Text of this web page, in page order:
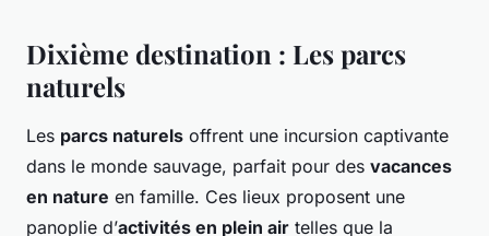
Dixième destination : Les parcs
naturels
Les parcs naturels offrent une incursion captivante
dans le monde sauvage, parfait pour des vacances
en nature en famille. Ces lieux proposent une
panoplie d’activités en plein air telles que la